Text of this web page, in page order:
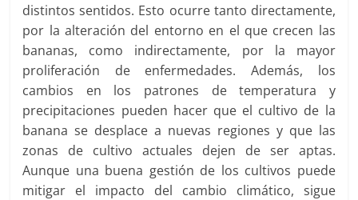
distintos sentidos. Esto ocurre tanto directamente,
por la alteración del entorno en el que crecen las
bananas, como indirectamente, por la mayor
proliferación de enfermedades. Además, los
cambios en los patrones de temperatura y
precipitaciones pueden hacer que el cultivo de la
banana se desplace a nuevas regiones y que las
zonas de cultivo actuales dejen de ser aptas.
Aunque una buena gestión de los cultivos puede
mitigar el impacto del cambio climático, sigue